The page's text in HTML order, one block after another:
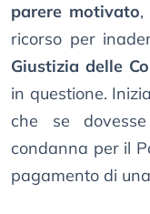
parere motivato,
ricorso per
Giustizia delle
in questione.
che se
condanna per il
pagamento di